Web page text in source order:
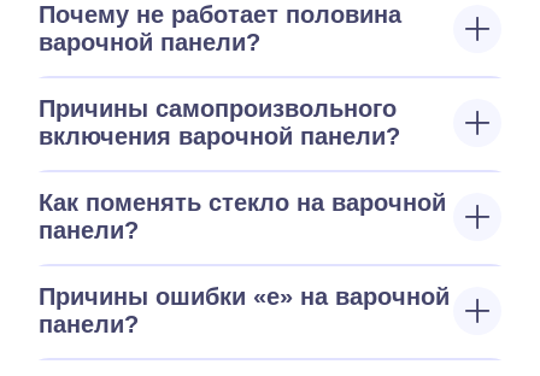
Почему не работает половина
варочной панели?
Причины самопроизвольного
включения варочной панели?
Как поменять стекло на варочной
панели?
Причины ошибки «е» на варочной
панели?